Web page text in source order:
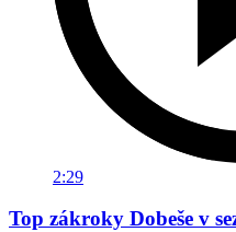
2:29
Top zákroky Dobeše v